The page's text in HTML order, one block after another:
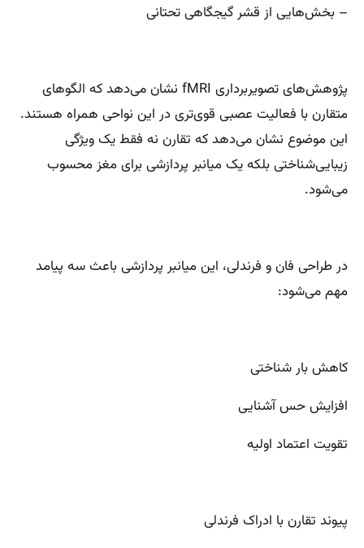
– بخش‌هایی از قشر گیجگاهی تحتانی
پژوهش‌های تصویربرداری fMRI نشان می‌دهد که الگوهای
متقارن با فعالیت عصبی قوی‌تری در این نواحی همراه هستند.
این موضوع نشان می‌دهد که تقارن نه فقط یک ویژگی
زیبایی‌شناختی بلکه یک میانبر پردازشی برای مغز محسوب
می‌شود.
در طراحی فان و فرندلی، این میانبر پردازشی باعث سه پیامد
مهم می‌شود:
کاهش بار شناختی
افزایش حس آشنایی
تقویت اعتماد اولیه
پیوند تقارن با ادراک فرندلی